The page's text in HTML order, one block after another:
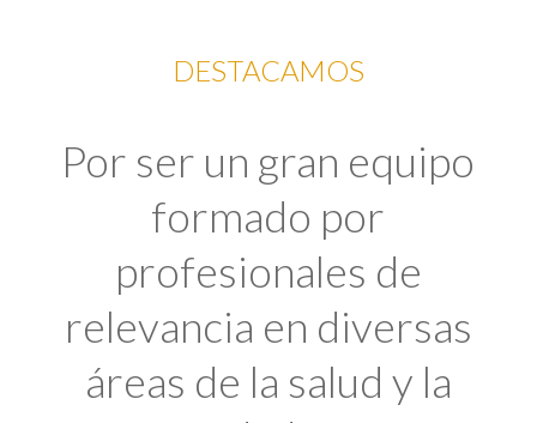
DESTACAMOS
Por ser un gran equipo
formado por
profesionales de
relevancia en diversas
áreas de la salud y la